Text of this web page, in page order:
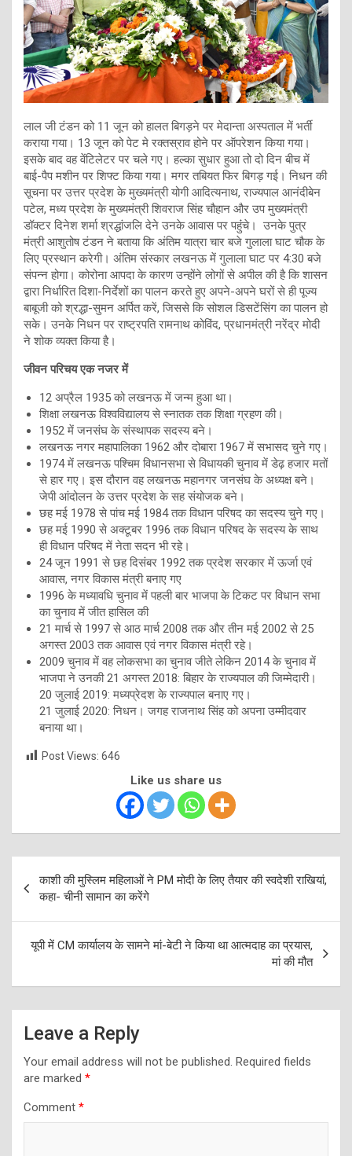
लाल जी टंडन को 11 जून को हालत बिगड़ने पर मेदान्ता अस्पताल में भर्ती
कराया गया। 13 जून को पेट मे रक्तस्राव होने पर ऑपरेशन किया गया।
इसके बाद वह वेंटिलेटर पर चले गए। हल्का सुधार हुआ तो दो दिन बीच में
बाई-पैप मशीन पर शिफ्ट किया गया। मगर तबियत फिर बिगड़ गई। न‍िधन की
सूचना पर उत्तर प्रदेश के मुख्यमंत्री योगी आदित्यनाथ, राज्‍‍‍‍‍‍यपाल आनंदीबेन
पटेल, मध्य प्रदेश के मुख्यमंत्री शिवराज सिंह चौहान और उप मुख्यमंत्री
डॉक्टर दिनेश शर्मा श्रद्धांजलि देने उनके आवास पर पहुंंचे। उनके पुत्र
मंत्री आशुतोष टंडन ने बताया क‍ि अंतिम यात्रा चार बजे गुलाला घाट चौक के
लिए प्रस्थान करेगी। अंतिम संस्कार लखनऊ में गुलाला घाट पर 4:30 बजे
संपन्न होगा। कोरोना आपदा के कारण उन्‍होंने लोगों से अपील की है क‍ि शासन
द्वारा निर्धारित दिशा-निर्देशों का पालन करते हुए अपने-अपने घरों से ही पूज्य
बाबूजी को श्रद्धा-सुमन अर्पित करें, जिससे कि सोशल डिसटेंसिंग का पालन हो
सके। उनके निधन पर राष्ट्रपति रामनाथ कोविंद, प्रधानमंत्री नरेंद्र मोदी
ने शोक व्यक्त किया है।
जीवन परिचय एक नजर में
12 अप्रैल 1935 को लखनऊ में जन्म हुआ था।
शिक्षा लखनऊ विश्वविद्यालय से स्नातक तक शिक्षा ग्रहण की।
1952 में जनसंघ के संस्थापक सदस्य बने।
लखनऊ नगर महापालिका 1962 और दोबारा 1967 में सभासद चुने गए।
1974 में लखनऊ पश्चिम विधानसभा से विधायकी चुनाव में डेढ़ हजार मतों
से हार गए। इस दौरान वह लखनऊ महानगर जनसंघ के अध्यक्ष बने।
जेपी आंदोलन के उत्तर प्रदेश के सह संयोजक बने।
छह मई 1978 से पांच मई 1984 तक विधान परिषद का सदस्य चुने गए।
छह मई 1990 से अक्टूबर 1996 तक विधान परिषद के सदस्य के साथ
ही विधान परिषद में नेता सदन भी रहे।
24 जून 1991 से छह दिसंबर 1992 तक प्रदेश सरकार में ऊर्जा एवं
आवास, नगर विकास मंत्री बनाए गए
1996 के मध्यावधि चुनाव में पहली बार भाजपा के टिकट पर विधान सभा
का चुनाव में जीत हासिल की
21 मार्च से 1997 से आठ मार्च 2008 तक और तीन मई 2002 से 25
अगस्त 2003 तक आवास एवं नगर विकास मंत्री रहे।
2009 चुनाव में वह लोकसभा का चुनाव जीते लेकिन 2014 के चुनाव में
भाजपा ने उनकी 21 अगस्त 2018: बिहार के राज्यपाल की जिम्मेदारी।
20 जुलाई 2019: मध्यप्रेदश के राज्यपाल बनाए गए।
21 जुलाई 2020: निधन। जगह राजनाथ सिंह को अपना उम्मीदवार
बनाया था।
Post Views: 646
Like us share us
navigation
काशी की मुस्लिम महिलाओं ने PM मोदी के लिए तैयार की स्वदेशी राखियां,
कहा- चीनी सामान का करेंगे
यूपी में CM कार्यालय के सामने मां-बेटी ने किया था आत्मदाह का प्रयास,
मां की मौत
Leave a Reply
Your email address will not be published. Required fields
are marked *
Comment *